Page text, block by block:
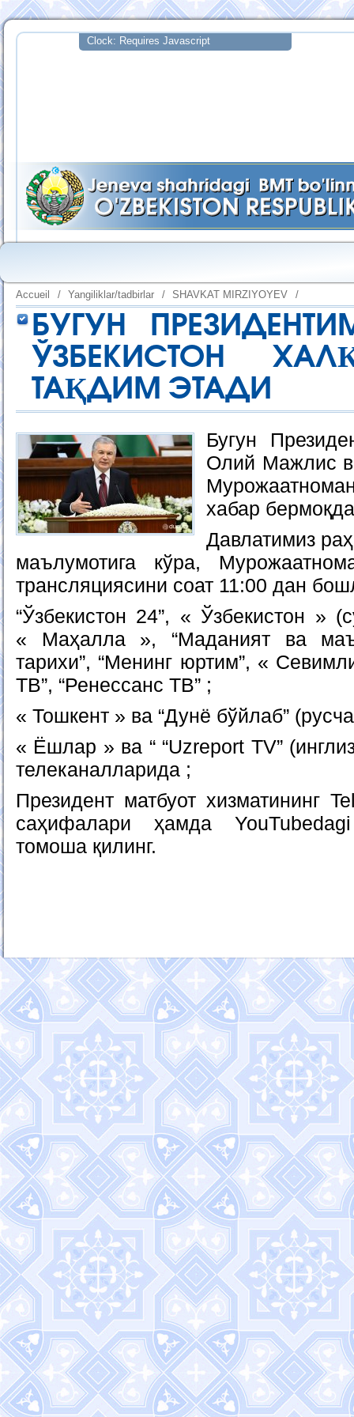
Accueil / Yangiliklar/tadbirlar / SHAVKAT MIRZIYOYEV /
БУГУН
ЎЗБЕКИСТОН
ТАҚДИМ ЭТАДИ
Бугун
Олий Мажлис
хабар
Давлатимиз
маълумотига кўра,
трансляциясини соат 11:00 дан
“Ўзбекистон 24”, « Ўзбекистон »
« Маҳалла », “Маданият ва
тарихи”, “Менинг юртим”, «
ТВ”, “Ренессанс ТВ” ;
« Тошкент » ва “Дунё бўйлаб”
« Ёшлар » ва “ “Uzreport TV”
телеканалларида ;
Президент матбуот хизматининг
саҳифалари ҳамда
томоша қилинг.